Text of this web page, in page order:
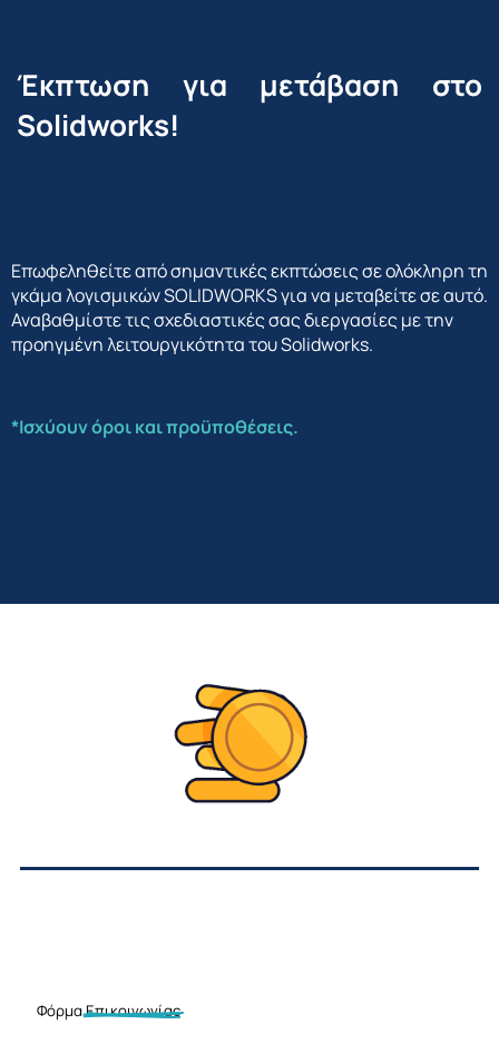
Έκπτωση για μετάβαση στο
Solidworks!
Επωφεληθείτε από σημαντικές εκπτώσεις σε ολόκληρη τη
γκάμα λογισμικών SOLIDWORKS για να μεταβείτε σε αυτό.
Αναβαθμίστε τις σχεδιαστικές σας διεργασίες με την
προηγμένη λειτουργικότητα του Solidworks.
*Ισχύουν όροι και προϋποθέσεις.
ΦόρμαΕπικοινωνίας